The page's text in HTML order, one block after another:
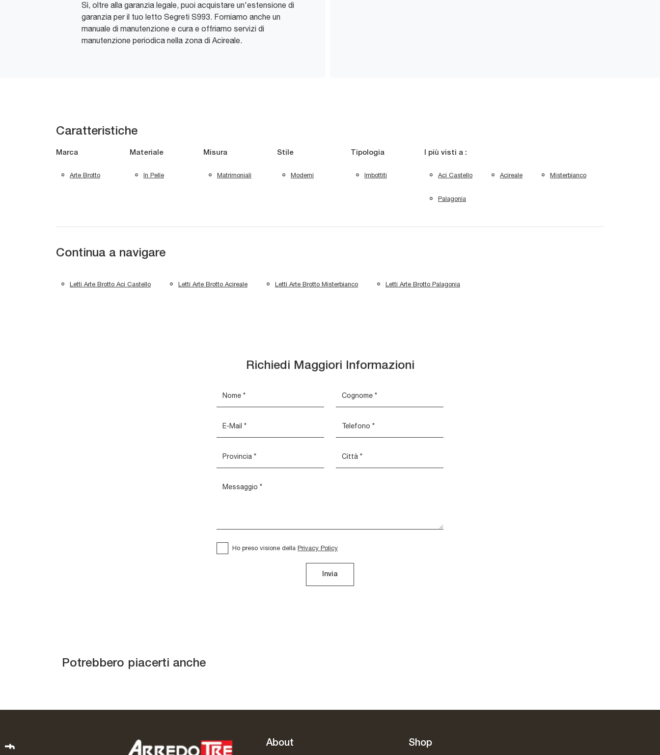
Sì, oltre alla garanzia legale, puoi acquistare un'estensione di
garanzia per il tuo letto Segreti S993. Forniamo anche un
manuale di manutenzione e cura e offriamo servizi di
manutenzione periodica nella zona di Acireale.
Caratteristiche
Marca
Arte Brotto
Materiale
In Pelle
Misura
Matrimoniali
Stile
Moderni
Tipologia
Imbottiti
I più visti a :
Aci Castello Acireale Misterbianco
Palagonia
Continua a navigare
Letti Arte Brotto Aci Castello Letti Arte Brotto Acireale Letti Arte Brotto Misterbianco Letti Arte Brotto Palagonia
Richiedi Maggiori Informazioni
Ho preso visione della Privacy Policy
Invia
Potrebbero piacerti anche
Rosa Claudine
About Shop